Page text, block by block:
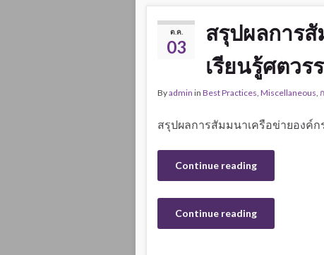
ต.ค.
03
สรุปผลการ
เรียนรู้ศตวร
Byadmin in Best Practices, Miscellaneous,
สรุปผลการสัมมนาเครือข่ายองค์
Continue reading
Continue reading